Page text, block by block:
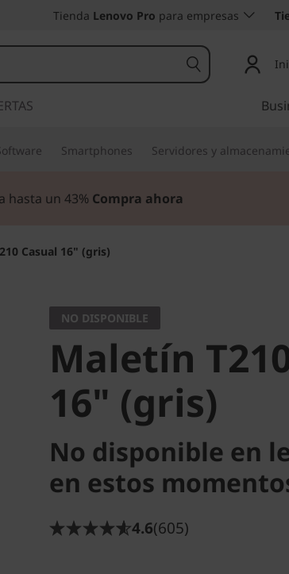
Tienda Lenovo Pro para empresas
Smartphones Servidores y
hasta un 43% Compra ahora
Casual 16" (gris)
NO DISPONIBLE
Maletín
16" (gris)
No disponible en
en estos
4.6(605)